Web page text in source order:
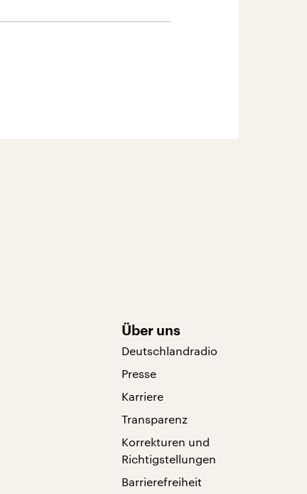
Über uns
Deutschlandradio
Presse
Karriere
Transparenz
Korrekturen und
Richtigstellungen
Barrierefreiheit